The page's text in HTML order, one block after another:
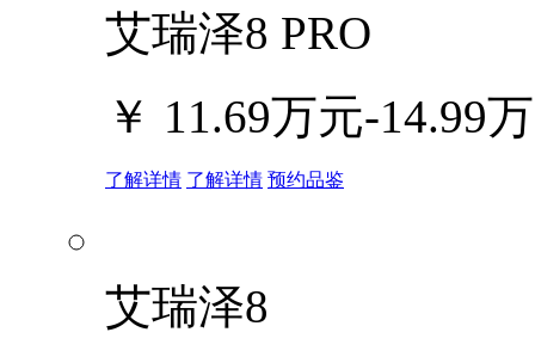
艾瑞泽8 PRO
￥ 11.69万元-14.99
了解详情 了解详情 预约品鉴
艾瑞泽8